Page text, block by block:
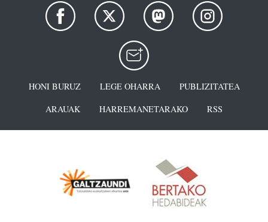
HONI BURUZ LEGE OHARRA
PUBLIZITATEA
ARAUAK
HARREMANETARAKO RSS